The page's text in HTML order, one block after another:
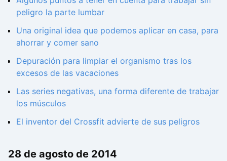
peligro la parte lumbar
Una original idea que podemos aplicar en casa, para
ahorrar y comer sano
Depuración para limpiar el organismo tras los
excesos de las vacaciones
Las series negativas, una forma diferente de trabajar
los músculos
El inventor del Crossfit advierte de sus peligros
28 de agosto de 2014